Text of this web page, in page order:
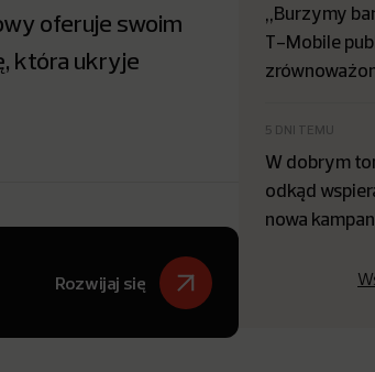
oferuje swoim
która ukryje
Rozwijaj się
„Burzymy
T-Mobile
5 DNI TEMU
W dobrym
odkąd
nowa